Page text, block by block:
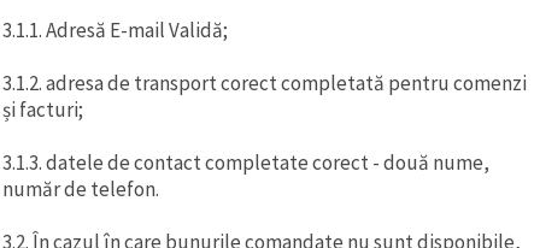
3.1.1. Adresă E-mail Validă;
3.1.2. adresa de transport corect completată pentru comenzi
și facturi;
3.1.3. datele de contact completate corect - două nume,
număr de telefon.
3.2. În cazul în care bunurile comandate nu sunt disponibile,